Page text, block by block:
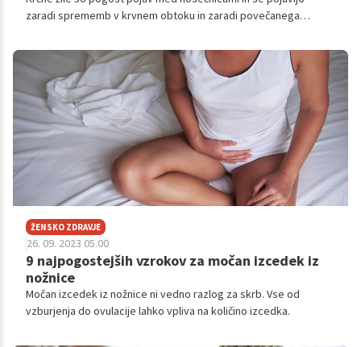
zaradi sprememb v krvnem obtoku in zaradi povečanega
redkost, lahko povzročijo nelagodje in nekaterim tudi 'estetski
problem'. Največkrat pa vseeno niso nevarne.
ŽENSKO ZDRAVJE
26. 09. 2023 05.00
9 najpogostejših vzrokov za močan izcedek iz
nožnice
Močan izcedek iz nožnice ni vedno razlog za skrb. Vse od
vzburjenja do ovulacije lahko vpliva na količino izcedka.